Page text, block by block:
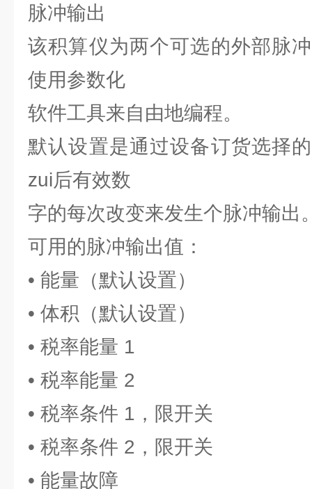
脉冲输出
该积算仪为两个可选的外部脉
使用参数化
软件工具来自由地编程。
默认设置是通过设备订货选择
zui后有效数
字的每次改变来发生个脉冲输出
可用的脉冲输出值：
• 能量（默认设置）
• 体积（默认设置）
• 税率能量 1
• 税率能量 2
• 税率条件 1，限开关
• 税率条件 2，限开关
• 能量故障